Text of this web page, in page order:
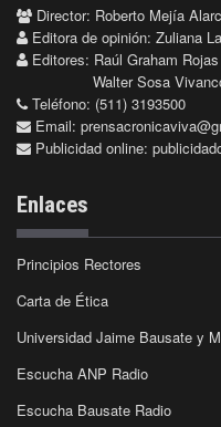
Director: Roberto Mejía
Editora de opinión: Zuliana
Editores: Raúl Graham Rojas
Walter Sosa
Teléfono: (511) 3193500
Email:
Publicidad online:
Enlaces
Principios Rectores
Carta de Ética
Universidad Jaime Bausate y
Escucha ANP Radio
Escucha Bausate Radio